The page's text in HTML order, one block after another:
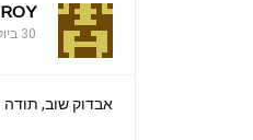
ROY
30 ביולי 2022 at 20:32
אבדוק שוב, תודה